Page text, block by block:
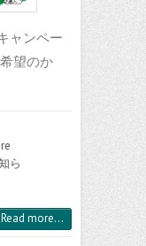
ャンペー
望のか
ら
Read more...